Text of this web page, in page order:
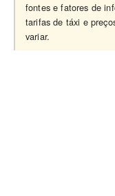
fontes e fatores de
tarifas de táxi e
variar.